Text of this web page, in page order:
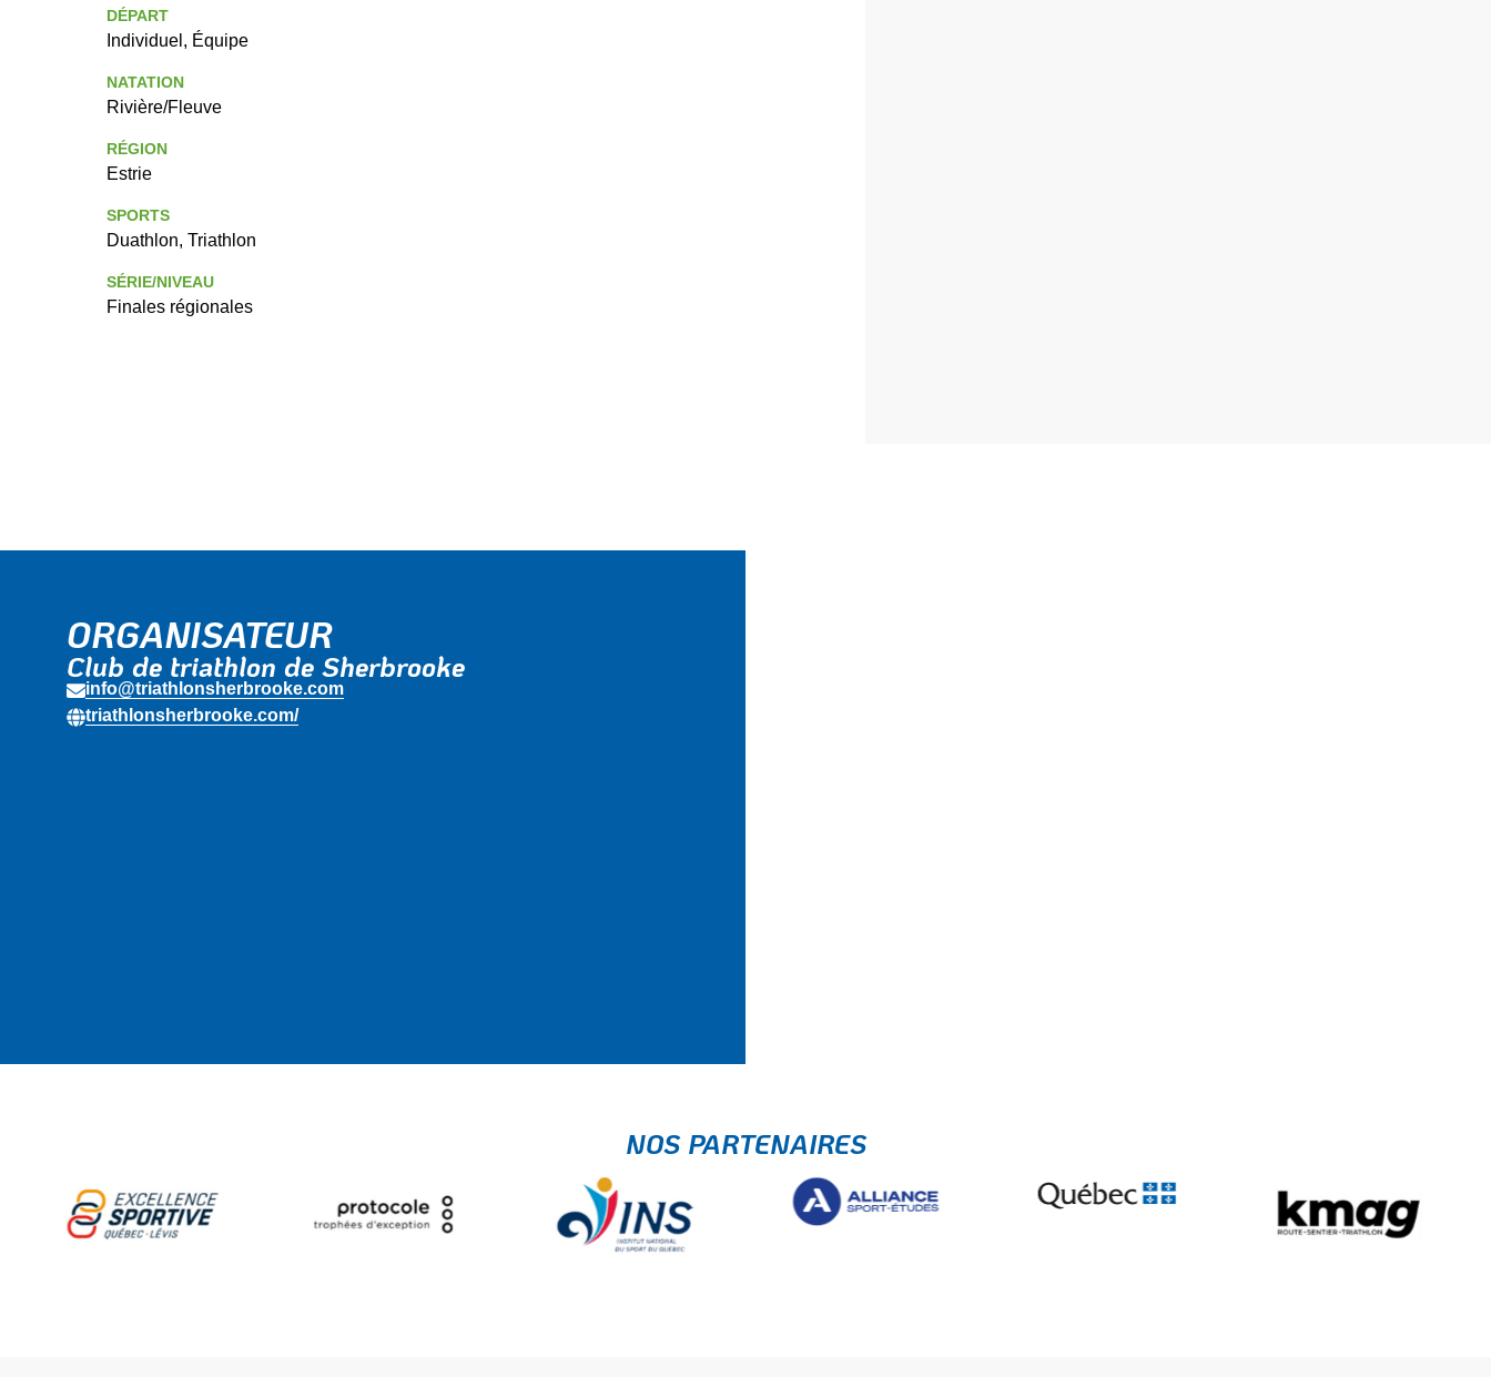
DÉPART
Individuel, Équipe
NATATION
Rivière/Fleuve
RÉGION
Estrie
SPORTS
Duathlon, Triathlon
SÉRIE/NIVEAU
Finales régionales
ORGANISATEUR
Club de triathlon de Sherbrooke
info@triathlonsherbrooke.com
triathlonsherbrooke.com/
NOS PARTENAIRES